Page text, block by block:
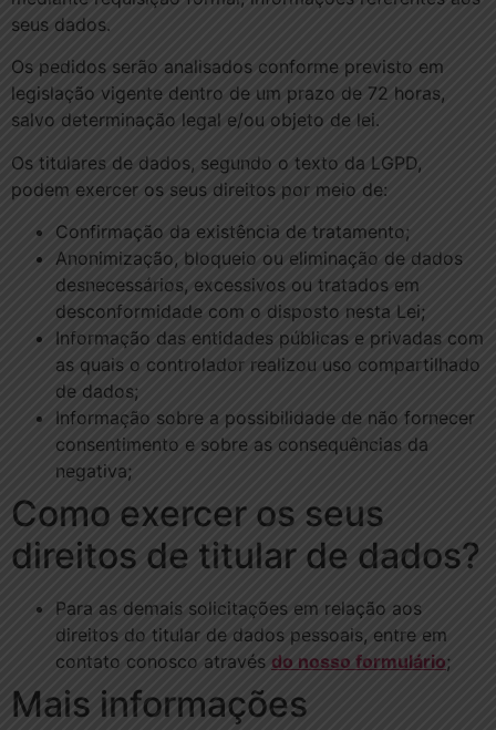
seus dados.
Os pedidos serão analisados conforme previsto em
legislação vigente dentro de um prazo de 72 horas,
salvo determinação legal e/ou objeto de lei.
Os titulares de dados, segundo o texto da LGPD,
podem exercer os seus direitos por meio de:
Confirmação da existência de tratamento;
Anonimização, bloqueio ou eliminação de dados
desnecessários, excessivos ou tratados em
desconformidade com o disposto nesta Lei;
Informação das entidades públicas e privadas com
as quais o controlador realizou uso compartilhado
de dados;
Informação sobre a possibilidade de não fornecer
consentimento e sobre as consequências da
negativa;
Como exercer os seus
direitos de titular de dados?
Para as demais solicitações em relação aos
direitos do titular de dados pessoais, entre em
contato conosco através do nosso formulário;
Mais informações